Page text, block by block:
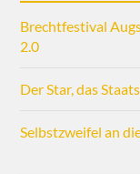
Brechtfestival
2.0
Der Star, das
Selbstzweifel an